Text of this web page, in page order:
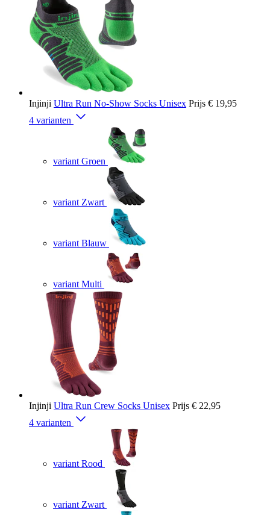
Injinji Ultra Run No-Show Socks Unisex Prijs € 19,95
4 varianten
variant Groen
variant Zwart
variant Blauw
variant Multi
Injinji Ultra Run Crew Socks Unisex Prijs € 22,95
4 varianten
variant Rood
variant Zwart